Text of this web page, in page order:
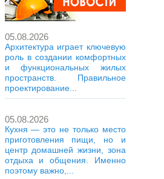
05.08.2026
Архитектура играет ключевую
роль в создании комфортных
и функциональных жилых
пространств. Правильное
проектирование...
05.08.2026
Кухня — это не только место
приготовления пищи, но и
центр домашней жизни, зона
отдыха и общения. Именно
поэтому важно,...